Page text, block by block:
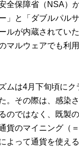
全保障省（NSA）
」と「ダブルパル
ルが内蔵されてい
マルウェアでも利
ムは4月下旬頃にク
。その際は、感染
のではなく、既製
貨のマイニング（
よって通貨を使え